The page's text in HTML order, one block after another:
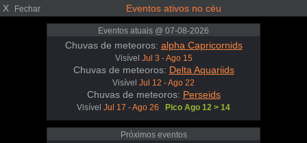
X Fechar Eventos ativos no céu
Eventos atuais @ 07-08-2026
Chuvas de meteoros: alpha Capricornids
Visível Jul 3 - Ago 15
Chuvas de meteoros: Delta Aquariids
Visível Jul 12 - Ago 22
Chuvas de meteoros: Perseids
Visível Jul 17 - Ago 26 Pico Ago 12 > 14
Próximos eventos